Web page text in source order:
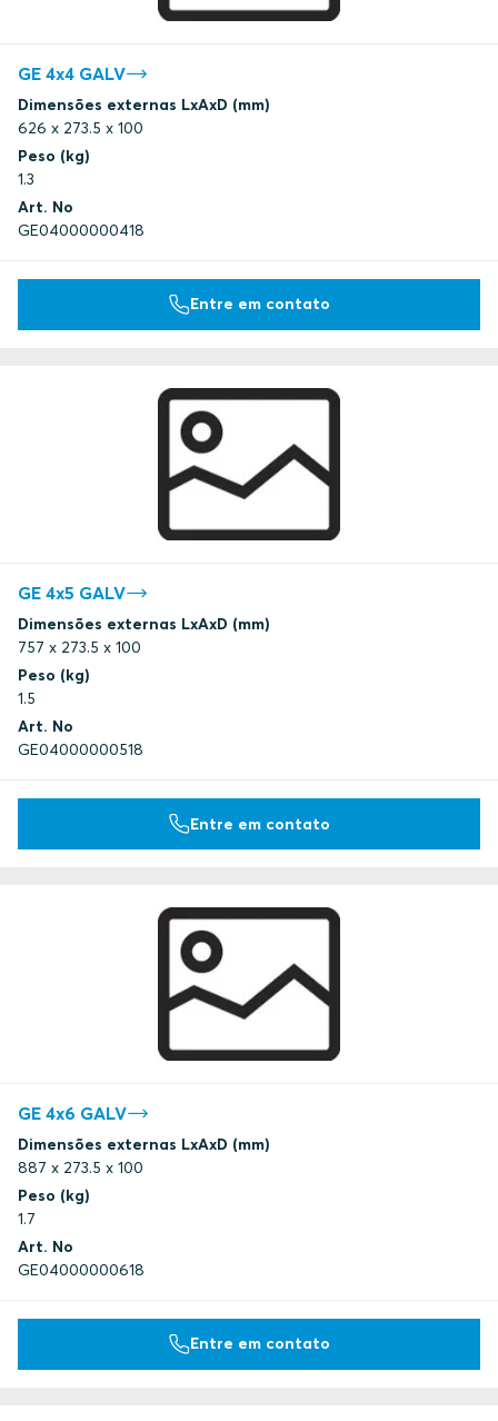
GE 4x4 GALV
Dimensões externas LxAxD (mm)
626 x 273.5 x 100
Peso (kg)
1.3
Art. No
GE04000000418
Entre em contato
GE 4x5 GALV
Dimensões externas LxAxD (mm)
757 x 273.5 x 100
Peso (kg)
1.5
Art. No
GE04000000518
Entre em contato
GE 4x6 GALV
Dimensões externas LxAxD (mm)
887 x 273.5 x 100
Peso (kg)
1.7
Art. No
GE04000000618
Entre em contato